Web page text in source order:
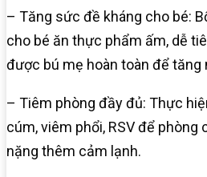
– Tăng sức đề kháng cho bé:
cho bé ăn thực phẩm ấm, dễ
được bú mẹ hoàn toàn để tăng
– Tiêm phòng đầy đủ: Thực
cúm, viêm phổi, RSV để phòng
nặng thêm cảm lạnh.